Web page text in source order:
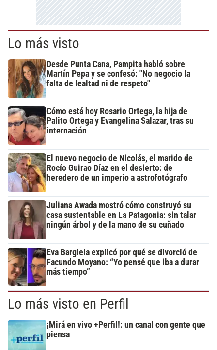
Lo más visto
Desde Punta Cana, Pampita habló sobre
Martín Pepa y se confesó: "No negocio la
falta de lealtad ni de respeto"
Cómo está hoy Rosario Ortega, la hija de
Palito Ortega y Evangelina Salazar, tras su
internación
El nuevo negocio de Nicolás, el marido de
Rocío Guirao Díaz en el desierto: de
heredero de un imperio a astrofotógrafo
Juliana Awada mostró cómo construyó su
casa sustentable en La Patagonia: sin talar
ningún árbol y de la mano de su cuñado
Eva Bargiela explicó por qué se divorció de
Facundo Moyano: “Yo pensé que iba a durar
más tiempo”
Lo más visto en Perfil
¡Mirá en vivo +Perfil!: un canal con gente que
piensa